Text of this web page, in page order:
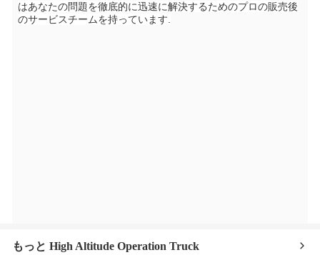
はあなたの問題を徹底的に迅速に解決するためのプロの販売後
のサービスチームを持っています.
もっと High Altitude Operation Truck